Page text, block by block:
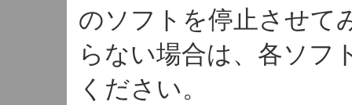
のソフトを停止させて
らない場合は、各ソフ
ください。